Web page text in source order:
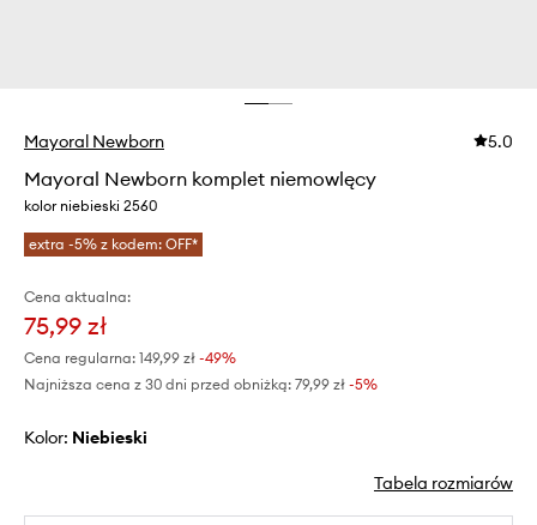
Mayoral Newborn 5.0
Mayoral Newborn komplet niemowlęcy
kolor niebieski 2560
extra -5% z kodem: OFF*
Cena aktualna:
75,99 zł
Cena regularna: 149,99 zł -49%
Najniższa cena z 30 dni przed obniżką: 79,99 zł -5%
Kolor: niebieski
Tabela rozmiarów